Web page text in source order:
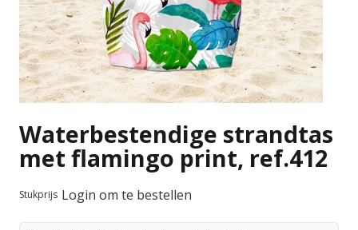
Waterbestendige strandtas
met flamingo print, ref.412
Stukprijs Login om te bestellen